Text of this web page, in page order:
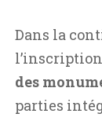
Dans la
des
parties